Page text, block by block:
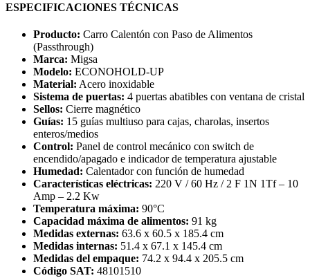
ESPECIFICACIONES TÉCNICAS
Producto: Carro Calentón con Paso de Alimentos
(Passthrough)
Marca: Migsa
Modelo: ECONOHOLD-UP
Material: Acero inoxidable
Sistema de puertas: 4 puertas abatibles con ventana de cristal
Sellos: Cierre magnético
Guías: 15 guías multiuso para cajas, charolas, insertos
enteros/medios
Control: Panel de control mecánico con switch de
encendido/apagado e indicador de temperatura ajustable
Humedad: Calentador con función de humedad
Características eléctricas: 220 V / 60 Hz / 2 F 1N 1Tf – 10
Amp – 2.2 Kw
Temperatura máxima: 90°C
Capacidad máxima de alimentos: 91 kg
Medidas externas: 63.6 x 60.5 x 185.4 cm
Medidas internas: 51.4 x 67.1 x 145.4 cm
Medidas del empaque: 74.2 x 94.4 x 205.5 cm
Código SAT: 48101510